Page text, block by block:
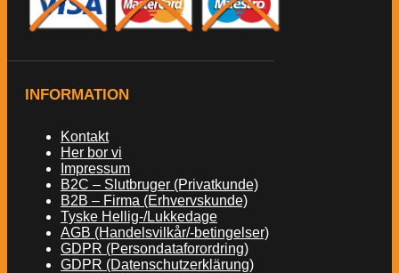
INFORMATION
Kontakt
Her bor vi
Impressum
B2C – Slutbruger (Privatkunde)
B2B – Firma (Erhvervskunde)
Tyske Hellig-/Lukkedage
AGB (Handelsvilkår/-betingelser)
GDPR (Persondataforordring)
GDPR (Datenschutzerklärung)